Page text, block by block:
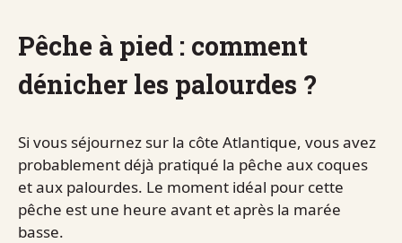
Pêche à pied : comment
dénicher les palourdes ?
Si vous séjournez sur la côte Atlantique, vous avez
probablement déjà pratiqué la pêche aux coques
et aux palourdes. Le moment idéal pour cette
pêche est une heure avant et après la marée
basse.